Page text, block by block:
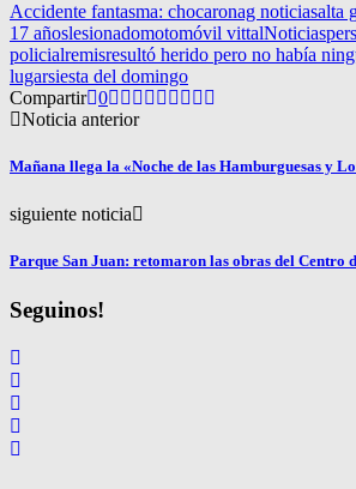
Accidente fantasma: chocaronag noticiasalta
17 añoslesionadomotomóvil vittalNoticias
policialremisresultó herido pero no había
lugarsiesta del domingo
Compartir 0
Noticia anterior
Mañana llega la «Noche de las Hamburguesas y
siguiente noticia
Parque San Juan: retomaron las obras del Centro
Seguinos!